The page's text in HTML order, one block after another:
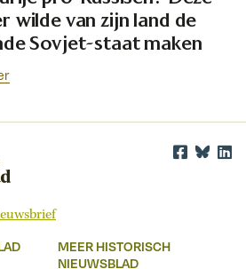
wilde van zijn land de
Sovjet-staat maken
MEER HISTORISCH
NIEUWSBLAD